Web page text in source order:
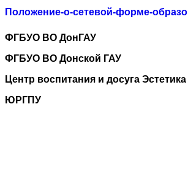
Положение-о-сетевой-форме-
ФГБУО ВО ДонГАУ
ФГБУО ВО Донской ГАУ
Центр воспитания и досуга Эстетика
ЮРГПУ